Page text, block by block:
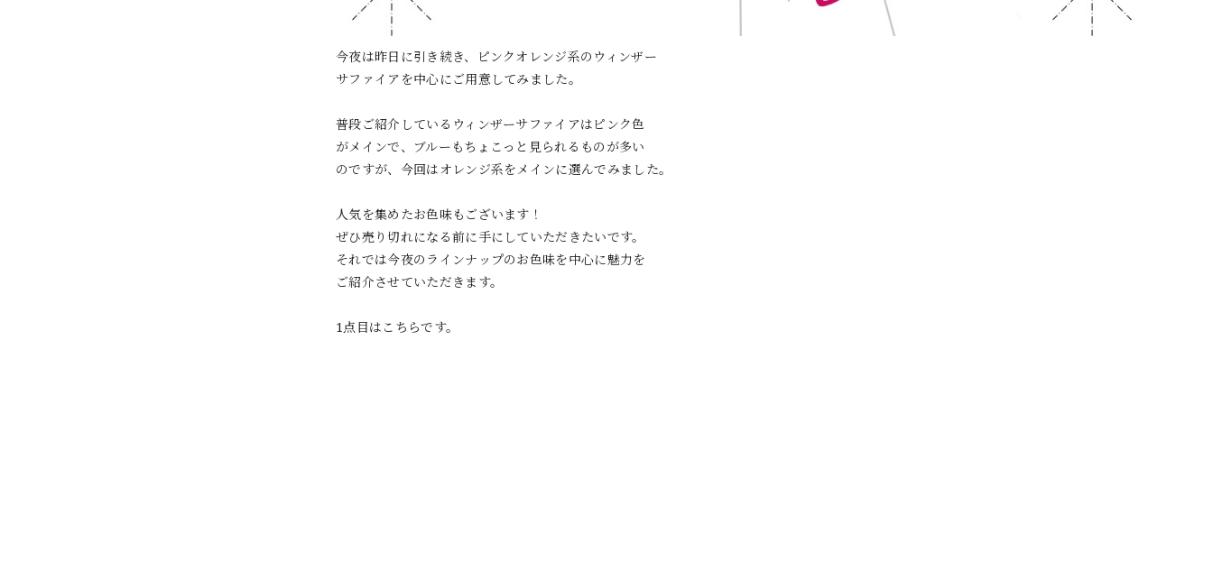
今夜は昨日に引き続き、ピンクオレンジ系のウィンザー
サファイアを中心にご用意してみました。
普段ご紹介しているウィンザーサファイアはピンク色
がメインで、ブルーもちょこっと見られるものが多い
のですが、今回はオレンジ系をメインに選んでみました。
人気を集めたお色味もございます！
ぜひ売り切れになる前に手にしていただきたいです。
それでは今夜のラインナップのお色味を中心に魅力を
ご紹介させていただきます。
1点目はこちらです。